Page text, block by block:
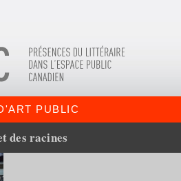
PUBLIC
des racines